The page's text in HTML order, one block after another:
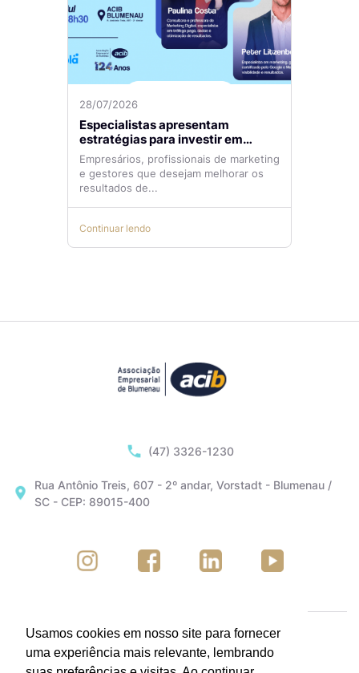
28/07/2026
Especialistas apresentam
estratégias para investir em
tráfego pago com mais eficiência
Empresários, profissionais de marketing
e gestores que desejam melhorar os
resultados de...
Continuar lendo
(47) 3326-1230
Rua Antônio Treis, 607 - 2º andar, Vorstadt - Blumenau /
SC - CEP: 89015-400
Usamos cookies em nosso site para fornecer
uma experiência mais relevante, lembrando